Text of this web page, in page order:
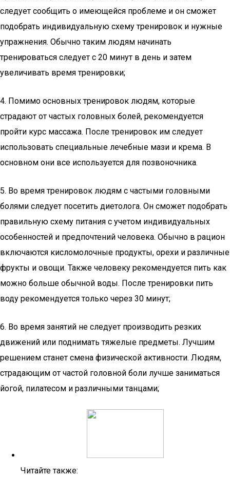
следует сообщить о имеющейся проблеме и он сможет
подобрать индивидуальную схему тренировок и нужные
упражнения. Обычно таким людям начинать
тренироваться следует с 20 минут в день и затем
увеличивать время тренировки;
4. Помимо основных тренировок людям, которые
страдают от частых головных болей, рекомендуется
пройти курс массажа. После тренировок им следует
использовать специальные лечебные мази и крема. В
основном они все используется для позвоночника.
5. Во время тренировок людям с частыми головными
болями следует посетить диетолога. Он сможет подобрать
правильную схему питания с учетом индивидуальных
особенностей и предпочтений человека. Обычно в рацион
включаются кисломолочные продукты, орехи и различные
фрукты и овощи. Также человеку рекомендуется пить как
можно больше обычной воды. После тренировки пить
воду рекомендуется только через 30 минут;
6. Во время занятий не следует производить резких
движений или поднимать тяжелые предметы. Лучшим
решением станет смена физической активности. Людям,
страдающим от частой головной боли лучше заниматься
йогой, пилатесом и различными танцами;
Читайте также: